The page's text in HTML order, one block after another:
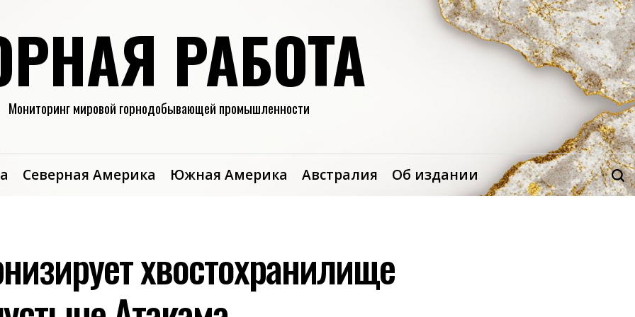
РАБОТА
Мониторинг мировой горнодобывающей промышленности
Северная Америка Южная Америка Австралия Об издании
хвостохранилище